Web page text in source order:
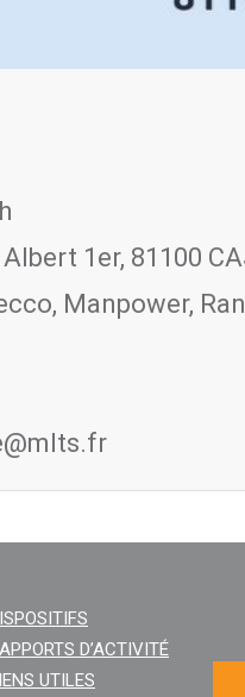
1er, 81100
Manpower,
D’ACTIVITÉ
UTILES